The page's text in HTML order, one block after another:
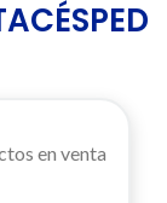
en venta